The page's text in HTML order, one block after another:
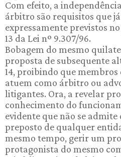
Com efeito, a
árbitro são requisitos que
expressamente previstos
13 da Lei nº 9.307/96.
Bobagem do mesmo
proposta de subsequente
14, proibindo que
atuem como árbitro ou
litigantes. Ora, a revelar
conhecimento do
evidente que não se
preposto de qualquer
mesmo tempo, gerir um
protagonista do mesmo